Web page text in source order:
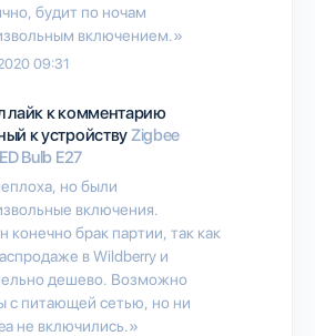
будит по ночам
включением.»
09:31
лайк к комментарию
к устройству Zigbee
Bulb E27
но были
включения.
конечно брак партии, так как
в Wildberry и
дешево. Возможно
с питающей сетью, но ни
не включились.»